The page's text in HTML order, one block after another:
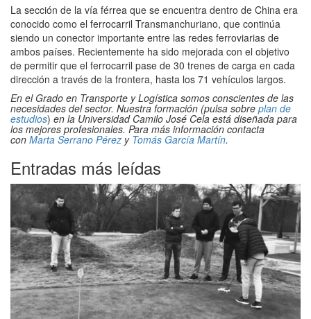
La sección de la vía férrea que se encuentra dentro de China era
conocido como el ferrocarril Transmanchuriano, que continúa
siendo un conector importante entre las redes ferroviarias de
ambos países. Recientemente ha sido mejorada con el objetivo
de permitir que el ferrocarril pase de 30 trenes de carga en cada
dirección a través de la frontera, hasta los 71 vehículos largos.
En el Grado en Transporte y Logística somos conscientes de las
necesidades del sector. Nuestra formación (pulsa sobre plan de
estudios) en la Universidad Camilo José Cela está diseñada para
los mejores profesionales. Para más información contacta
con Marta Serrano Pérez y Tomás García Martín.
Entradas más leídas